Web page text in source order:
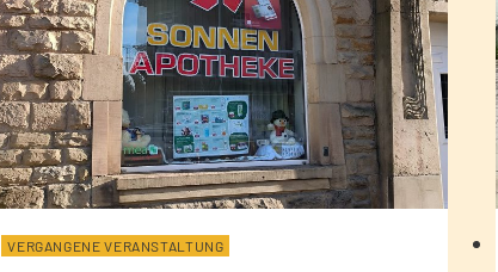
VERGANGENE VERANSTALTUNG